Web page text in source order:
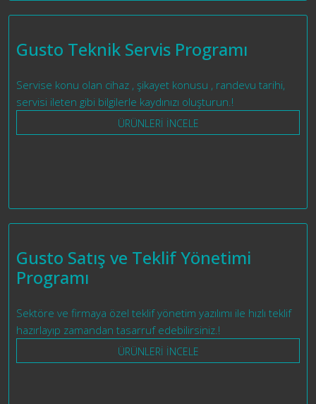
Gusto Teknik Servis Programı
Servise konu olan cihaz , şikayet konusu , randevu tarihi,
servisi ileten gibi bilgilerle kaydınızı oluşturun.!
ÜRÜNLERİ İNCELE
Gusto Satış ve Teklif Yönetimi
Programı
Sektöre ve firmaya özel teklif yönetim yazılımı ile hızlı teklif
hazırlayıp zamandan tasarruf edebilirsiniz.!
ÜRÜNLERİ İNCELE